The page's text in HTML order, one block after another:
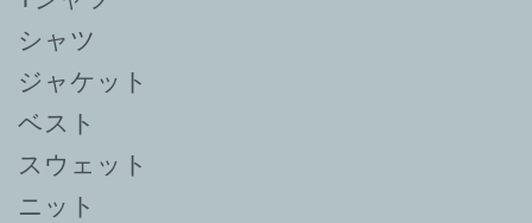
シャツ
ジャケット
ベスト
スウェット
ニット